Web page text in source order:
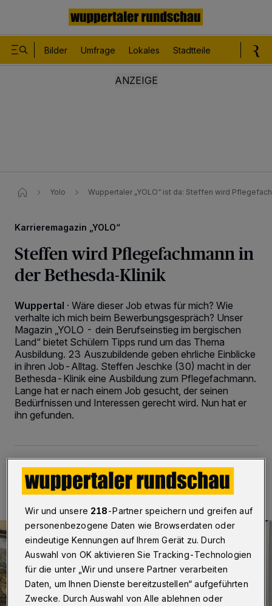
Bilder Umfrage Lokales Stadtteile
Yolo Wuppertaler „YOLO“ ist da: Steffen wird
Karrieremagazin „YOLO“
Steffen wird Pflegefachmann in
der Bethesda-Klinik
Wuppertal · Wäre dieser Job etwas für mich? Wie
verhalte ich mich beim Bewerbungsgespräch? Unser
Magazin „YOLO - dein Berufseinstieg im bergischen
Land“ bietet Schülern Tipps rund um das Thema
Ausbildung. 23 Auszubildende geben ehrliche Einblicke
in ihren Job-Alltag. Steffen Jeschke (30) macht in der
Bethesda-Klinik eine Ausbildung zum Pflegefachmann.
Lange hat er nach einem Job gesucht, der seinen
Bedürfnissen und Interessen gerecht wird. Nun hat er
ihn gefunden.
23.02.2022 , 13:00 Uhr Eine Minute Lesezeit
Wir und unsere 218-Partner speichern und greifen auf
personenbezogene Daten wie Browserdaten oder
eindeutige Kennungen auf Ihrem Gerät zu. Durch
Auswahl von OK aktivieren Sie Tracking-Technologien
für die unter „Wir und unsere Partner verarbeiten
Daten, um Ihnen Dienste bereitzustellen“ aufgeführten
Zwecke. Durch Auswahl von Alle ablehnen oder